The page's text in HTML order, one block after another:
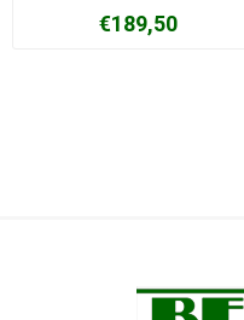
€189,50